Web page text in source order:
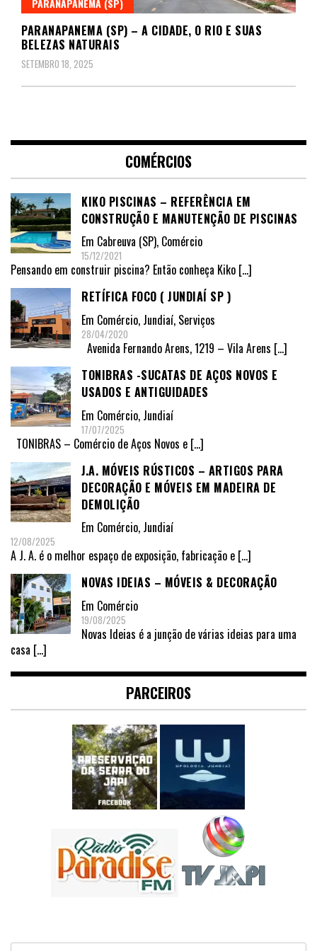
PARANAPANEMA (SP)
PARANAPANEMA (SP) – A CIDADE, O RIO E SUAS
BELEZAS NATURAIS
SETEMBRO 18, 2025
COMÉRCIOS
KIKO PISCINAS – REFERÊNCIA EM
CONSTRUÇÃO E MANUTENÇÃO DE PISCINAS
Em Cabreuva (SP), Comércio
15/12/2021
Pensando em construir piscina? Então conheça Kiko […]
RETÍFICA FOCO ( JUNDIAÍ SP )
Em Comércio, Jundiaí, Serviços
28/04/2020
Avenida Fernando Arens, 1219 – Vila Arens […]
TONIBRAS -SUCATAS DE AÇOS NOVOS E
USADOS E ANTIGUIDADES
Em Comércio, Jundiaí
17/07/2025
TONIBRAS – Comércio de Aços Novos e […]
J.A. MÓVEIS RÚSTICOS – ARTIGOS PARA
DECORAÇÃO E MÓVEIS EM MADEIRA DE
DEMOLIÇÃO
Em Comércio, Jundiaí
12/08/2025
A J. A. é o melhor espaço de exposição, fabricação e […]
NOVAS IDEIAS – MÓVEIS & DECORAÇÃO
Em Comércio
19/08/2025
Novas Ideias é a junção de várias ideias para uma
casa […]
PARCEIROS